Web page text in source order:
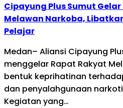
Cipayung Plus Sumut
Melawan Narkoba,
Pelajar
Medan– Aliansi Cipayung
menggelar Rapat Rakyat
bentuk keprihatinan
dan penyalahgunaan
Kegiatan yang…